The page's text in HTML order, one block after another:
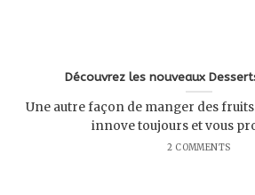
Découvrez les nouveaux
Une autre façon de manger des
innove toujours et vous
2 COMMENTS